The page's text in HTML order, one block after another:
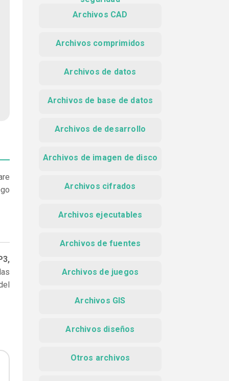
Archivos CAD
Archivos comprimidos
Archivos de datos
Archivos de base de datos
Archivos de desarrollo
Archivos de imagen de disco
Archivos cifrados
Archivos ejecutables
Archivos de fuentes
Archivos de juegos
Archivos GIS
Archivos diseños
Otros archivos